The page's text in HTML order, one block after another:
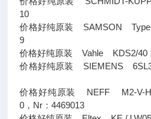
10
价格好纯原装 SAMSON Type
9
价格好纯原装 Vahle
价格好纯原装 SIEMENS
价格好纯原装 NEFF M2-V-H-
0，Nr：4469013